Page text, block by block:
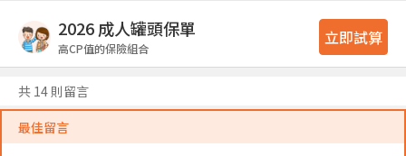
2026 成人罐頭保單
高CP值的保險組合
立即試算
共 14 則留言
最佳留言